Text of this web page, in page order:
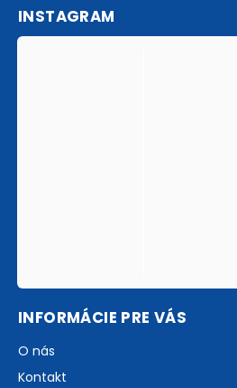
INSTAGRAM
INFORMÁCIE PRE VÁS
O nás
Kontakt